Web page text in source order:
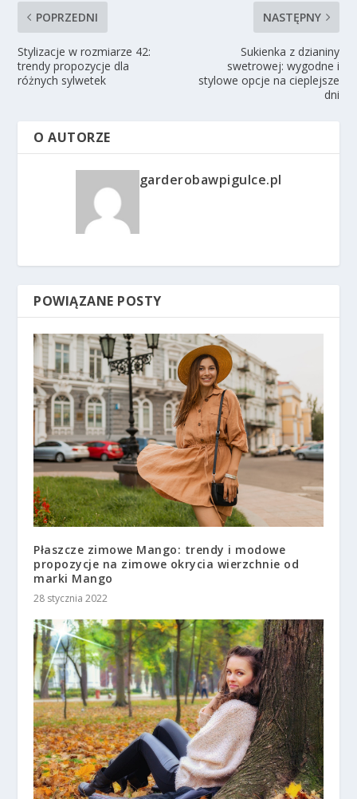
POPRZEDNI
Stylizacje w rozmiarze 42:
trendy propozycje dla
różnych sylwetek
NASTĘPNY
Sukienka z dzianiny
swetrowej: wygodne i
stylowe opcje na cieplejsze
dni
O AUTORZE
garderobawpigulce.pl
POWIĄZANE POSTY
Płaszcze zimowe Mango: trendy i modowe
propozycje na zimowe okrycia wierzchnie od
marki Mango
28 stycznia 2022